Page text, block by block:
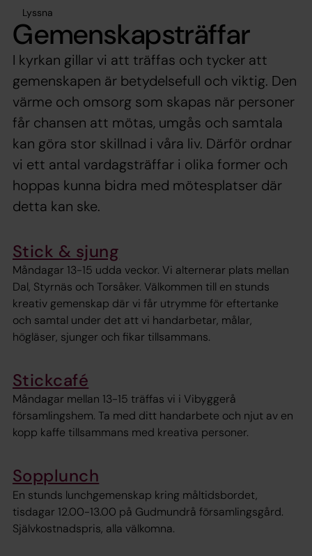
Lyssna
Gemenskapsträffar
I kyrkan gillar vi att träffas och tycker att
gemenskapen är betydelsefull och viktig. Den
värme och omsorg som skapas när personer
får chansen att mötas, umgås och samtala
kan göra stor skillnad i våra liv. Därför ordnar
vi ett antal vardagsträffar i olika former och
hoppas kunna bidra med mötesplatser där
detta kan ske.
Stick & sjung
Måndagar 13-15 udda veckor. Vi alternerar plats mellan
Dal, Styrnäs och Torsåker. Välkommen till en stunds
kreativ gemenskap där vi får utrymme för eftertanke
och samtal under det att vi handarbetar, målar,
högläser, sjunger och fikar tillsammans.
Stickcafé
Måndagar mellan 13-15 träffas vi i Vibyggerå
församlingshem. Ta med ditt handarbete och njut av en
kopp kaffe tillsammans med kreativa personer.
Sopplunch
En stunds lunchgemenskap kring måltidsbordet,
tisdagar 12.00-13.00 på Gudmundrå församlingsgård.
Självkostnadspris, alla välkomna.